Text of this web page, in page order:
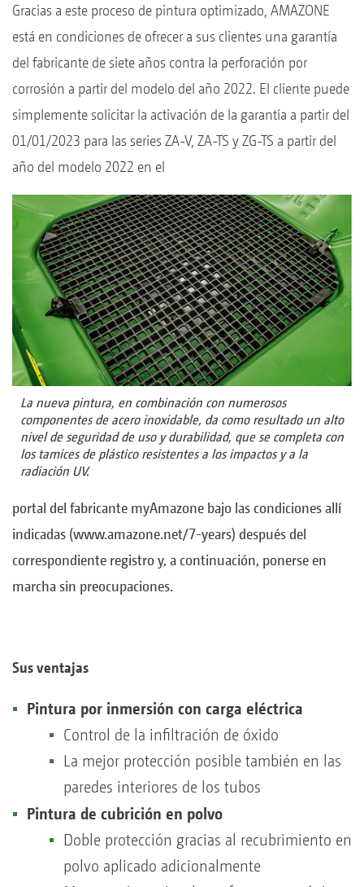
Gracias a este proceso de pintura optimizado, AMAZONE
está en condiciones de ofrecer a sus clientes una garantía
del fabricante de siete años contra la perforación por
corrosión a partir del modelo del año 2022. El cliente puede
simplemente solicitar la activación de la garantía a partir del
01/01/2023 para las series ZA-V, ZA-TS y ZG-TS a partir del
año del modelo 2022 en el
La nueva pintura, en combinación con numerosos
componentes de acero inoxidable, da como resultado un alto
nivel de seguridad de uso y durabilidad, que se completa con
los tamices de plástico resistentes a los impactos y a la
radiación UV.
portal del fabricante myAmazone bajo las condiciones allí
indicadas (www.amazone.net/7-years) después del
correspondiente registro y, a continuación, ponerse en
marcha sin preocupaciones.
Sus ventajas
Pintura por inmersión con carga eléctrica
Control de la infiltración de óxido
La mejor protección posible también en las
paredes interiores de los tubos
Pintura de cubrición en polvo
Doble protección gracias al recubrimiento en
polvo aplicado adicionalmente